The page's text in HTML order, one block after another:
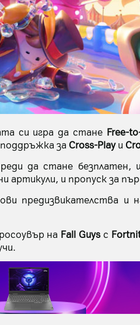
си игра да стане Free-
за Cross-Playи
да стане безплатен,
и пропуск за
предизвикателства и
на Fall Guys с